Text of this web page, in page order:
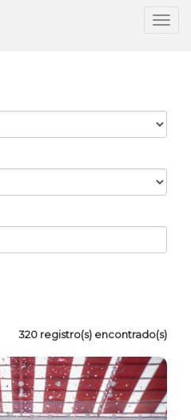
320 registro(s) encontrado(s)